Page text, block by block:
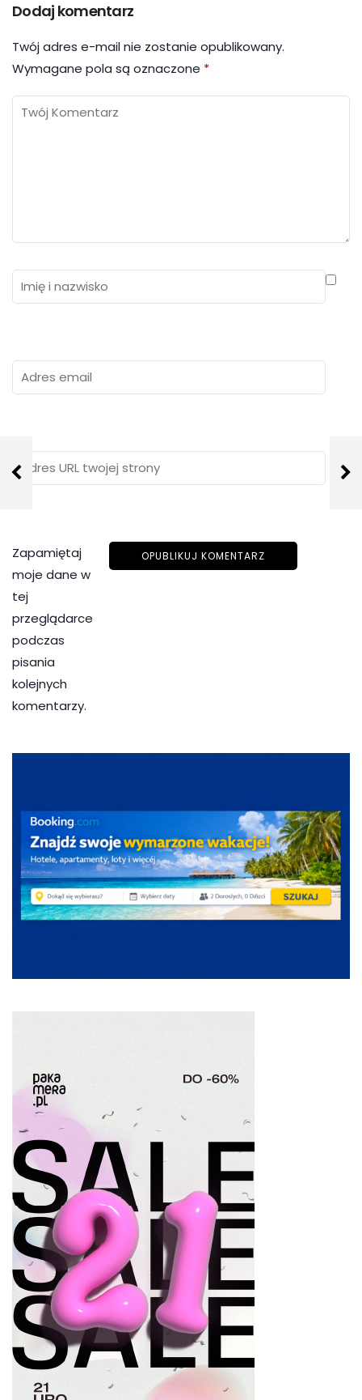
Dodaj komentarz
Twój adres e-mail nie zostanie opublikowany.
Wymagane pola są oznaczone *
Zapamiętaj
moje dane w
tej
przeglądarce
podczas
pisania
kolejnych
komentarzy.